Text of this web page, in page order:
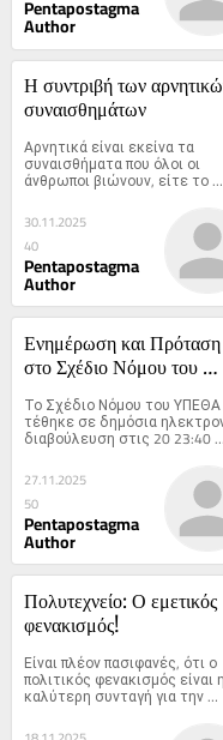
Pentapostagma
Author
Η συντριβή των
συναισθημάτων
Αρνητικά είναι εκείνα τα
συναισθήματα που όλοι οι
άνθρωποι βιώνουν, είτε το
παραδέχονται, είτε όχι, και τα
οποία τους κάνουν να νιώθουν
άσχημα
30.11.2025
40
Pentapostagma
Author
Ενημέρωση και Πρόταση
στο Σχέδιο Νόμου του
(ΥΠΕΘΑ) με τον τίτλο:
Χάρτης Μετάβασης των
στη Νέα Εποχή,
με τις Τροποποιήσεις για
Εθνοφυλακή (εικόνες)
Το Σχέδιο Νόμου του ΥΠΕΘΑ
τέθηκε σε δημόσια
διαβούλευση στις 20 23:40
Νοε...
27.11.2025
50
Pentapostagma
Author
Πολυτεχνείο: Ο εμετικός
φενακισμός!
Είναι πλέον πασιφανές, ότι ο
πολιτικός φενακισμός είναι η
καλύτερη συνταγή για την
θεραπεία της καθολικής
οικονομικής και κοινωνικής